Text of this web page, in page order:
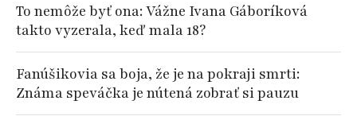
To nemôže byť ona: Vážne Ivana Gáboríková
takto vyzerala, keď mala 18?
Fanúšikovia sa boja, že je na pokraji smrti:
Známa speváčka je nútená zobrať si pauzu